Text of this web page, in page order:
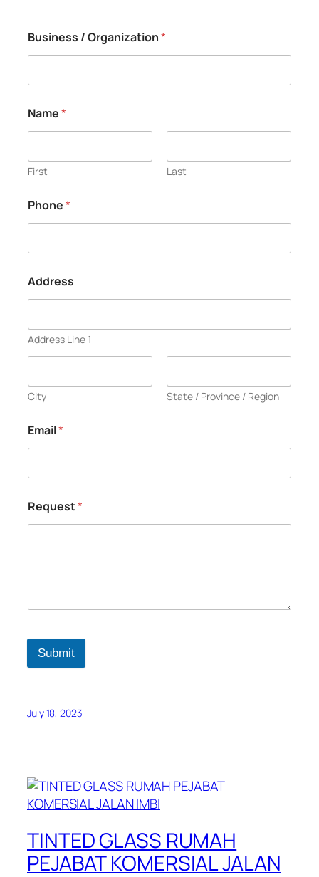
Business / Organization*
Name*
First Last
Phone*
Address
Address Line 1
City State / Province / Region
Email*
Request*
Submit
July 18, 2023
TINTED GLASS RUMAH
PEJABAT KOMERSIAL JALAN